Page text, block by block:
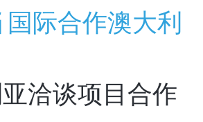
国际合作澳大利
洽谈项目合作